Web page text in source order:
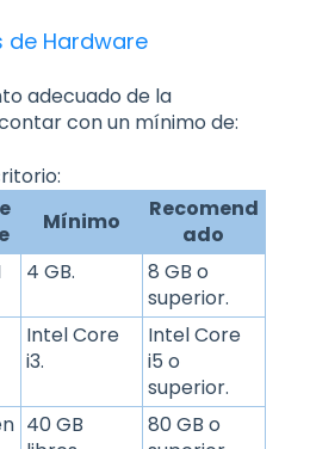
de Hardware
adecuado de la
con un mínimo de:
Mínimo
Recomend
ado
4 GB.
8 GB o
superior.
Intel Core
i3.
Intel Core
i5 o
superior.
40 GB
80 GB o